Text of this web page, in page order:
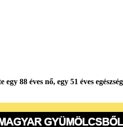
88 éves nő, egy 51 éves